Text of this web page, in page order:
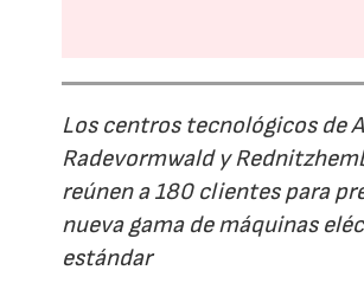
Los centros tecnológicos de
Radevormwald y
reúnen a 180 clientes para
nueva gama de máquinas
estándar